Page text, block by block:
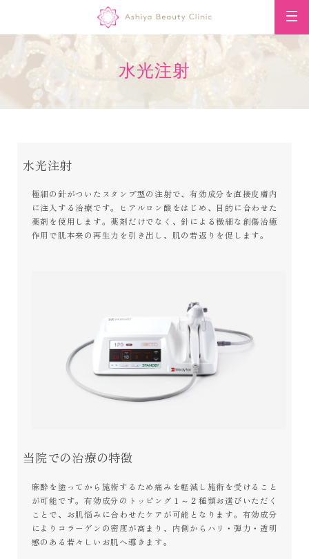
水光注射
水光注射
極細の針がついたスタンプ型の注射で、有効成分を直接皮膚内
に注入する治療です。ヒアルロン酸をはじめ、目的に合わせた
薬剤を使用します。薬剤だけでなく、針による微細な創傷治癒
作用で肌本来の再生力を引き出し、肌の若返りを促します。
当院での治療の特徴
麻酔を塗ってから施術するため痛みを軽減し施術を受けること
が可能です。有効成分のトッピング１～２種類お選びいただく
ことで、お肌悩みに合わせたケアが可能となります。有効成分
によりコラーゲンの密度が高まり、内側からハリ・弾力・透明
感のある若々しいお肌へ導きます。